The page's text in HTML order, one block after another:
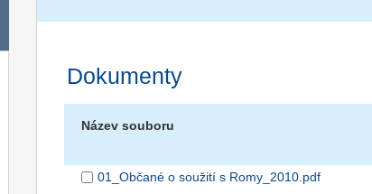
Dokumenty
Název souboru
01_Občané o soužití s Romy_2010.pdf